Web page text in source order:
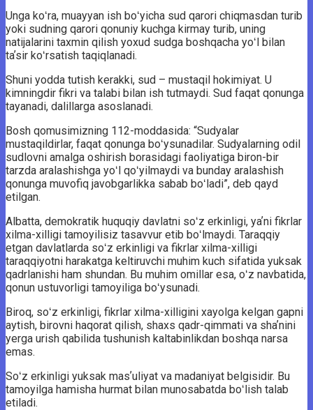
Unga koʻra, muayyan ish boʻyicha sud qarori chiqmasdan turib
yoki sudning qarori qonuniy kuchga kirmay turib, uning
natijalarini taxmin qilish yoxud sudga boshqacha yoʻl bilan
taʼsir koʻrsatish taqiqlanadi.
Shuni yodda tutish kerakki, sud – mustaqil hokimiyat. U
kimningdir fikri va talabi bilan ish tutmaydi. Sud faqat qonunga
tayanadi, dalillarga asoslanadi.
Bosh qomusimizning 112-moddasida: “Sudyalar
mustaqildirlar, faqat qonunga boʻysunadilar. Sudyalarning odil
sudlovni amalga oshirish borasidagi faoliyatiga biron-bir
tarzda aralashishga yoʻl qoʻyilmaydi va bunday aralashish
qonunga muvofiq javobgarlikka sabab boʻladi”, deb qayd
etilgan.
Albatta, demokratik huquqiy davlatni soʻz erkinligi, yaʼni fikrlar
xilma-xilligi tamoyilisiz tasavvur etib boʻlmaydi. Taraqqiy
etgan davlatlarda soʻz erkinligi va fikrlar xilma-xilligi
taraqqiyotni harakatga keltiruvchi muhim kuch sifatida yuksak
qadrlanishi ham shundan. Bu muhim omillar esa, oʻz navbatida,
qonun ustuvorligi tamoyiliga boʻysunadi.
Biroq, soʻz erkinligi, fikrlar xilma-xilligini xayolga kelgan gapni
aytish, birovni haqorat qilish, shaxs qadr-qimmati va shaʼnini
yerga urish qabilida tushunish kaltabinlikdan boshqa narsa
emas.
Soʻz erkinligi yuksak masʼuliyat va madaniyat belgisidir. Bu
tamoyilga hamisha hurmat bilan munosabatda boʻlish talab
etiladi.